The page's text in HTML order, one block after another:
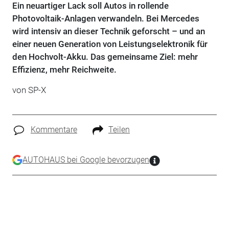
Ein neuartiger Lack soll Autos in rollende
Photovoltaik-Anlagen verwandeln. Bei Mercedes
wird intensiv an dieser Technik geforscht – und an
einer neuen Generation von Leistungselektronik für
den Hochvolt-Akku. Das gemeinsame Ziel: mehr
Effizienz, mehr Reichweite.
von SP-X
Kommentare Teilen
AUTOHAUS bei Google bevorzugen